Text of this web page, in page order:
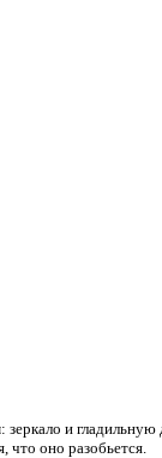
и
что оно разобьется.